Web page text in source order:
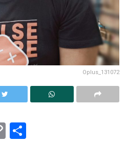
Oplus_131072
C